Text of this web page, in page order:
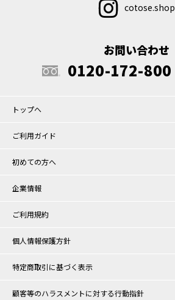
cotose.shop
お問い合わせ
0120-172-800
トップへ
ご利用ガイド
初めての方へ
企業情報
ご利用規約
個人情報保護方針
特定商取引に基づく表示
顧客等のハラスメントに対する行動指針